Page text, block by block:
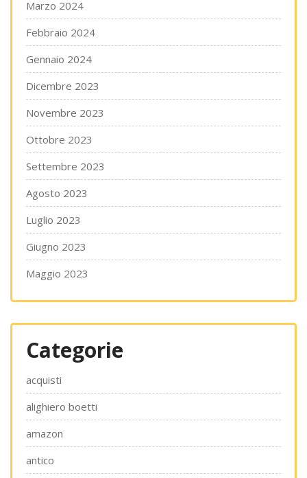
Marzo 2024
Febbraio 2024
Gennaio 2024
Dicembre 2023
Novembre 2023
Ottobre 2023
Settembre 2023
Agosto 2023
Luglio 2023
Giugno 2023
Maggio 2023
Categorie
acquisti
alighiero boetti
amazon
antico